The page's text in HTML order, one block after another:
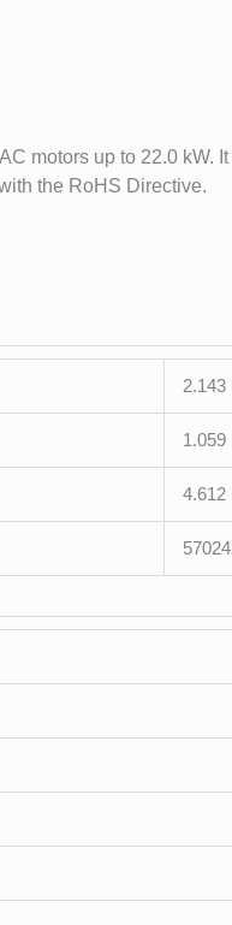
motors up to 22.0
the RoHS Directive.
2.143
1.059
4.612